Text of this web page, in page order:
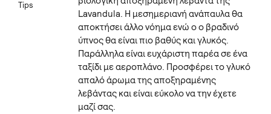
Tips
Lavandula. Η μεσημεριανή ανάπαυλα θα
αποκτήσει άλλο νόημα ενώ ο ο βραδινό
ύπνος θα είναι πιο βαθύς και γλυκός.
Παράλληλα είναι ευχάριστη παρέα σε ένα
ταξίδι με αεροπλάνο. Προσφέρει το γλυκό
απαλό άρωμα της αποξηραμένης
λεβάντας και είναι εύκολο να την έχετε
μαζί σας.